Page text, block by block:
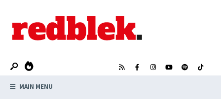
content
MAIN MENU